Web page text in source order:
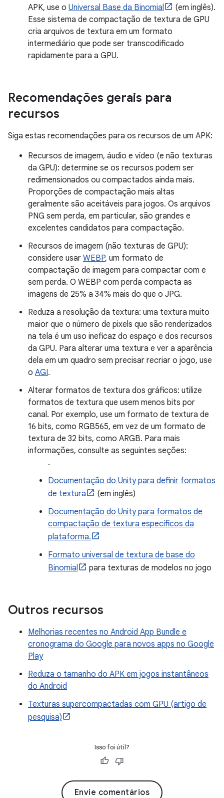
APK, use o Universal Base da Binomial
(em inglês).
Esse sistema de compactação de textura de GPU
cria arquivos de textura em um formato
intermediário que pode ser transcodificado
rapidamente para a GPU.
Recomendações gerais para
recursos
Siga estas recomendações para os recursos de um APK:
Recursos de imagem, áudio e vídeo (e não texturas
da GPU): determine se os recursos podem ser
redimensionados ou compactados ainda mais.
Proporções de compactação mais altas
geralmente são aceitáveis para jogos. Os arquivos
PNG sem perda, em particular, são grandes e
excelentes candidatos para compactação.
Recursos de imagem (não texturas de GPU):
considere usar WEBP, um formato de
compactação de imagem para compactar com e
sem perda. O WEBP com perda compacta as
imagens de 25% a 34% mais do que o JPG.
Reduza a resolução da textura: uma textura muito
maior que o número de pixels que são renderizados
na tela é um uso ineficaz do espaço e dos recursos
da GPU. Para alterar uma textura e ver a aparência
dela em um quadro sem precisar recriar o jogo, use
o AGI.
Alterar formatos de textura dos gráficos: utilize
formatos de textura que usem menos bits por
canal. Por exemplo, use um formato de textura de
16 bits, como RGB565, em vez de um formato de
textura de 32 bits, como ARGB. Para mais
informações, consulte as seguintes seções:
.
Documentação do Unity para definir formatos
de textura
(em inglês)
Documentação do Unity para formatos de
compactação de textura específicos da
plataforma.
Formato universal de textura de base do
Binomial
para texturas de modelos no jogo
Outros recursos
Melhorias recentes no Android App Bundle e
cronograma do Google para novos apps no Google
Play
Reduza o tamanho do APK em jogos instantâneos
do Android
Texturas supercompactadas com GPU (artigo de
pesquisa)
Isso foi útil?
Envie comentários